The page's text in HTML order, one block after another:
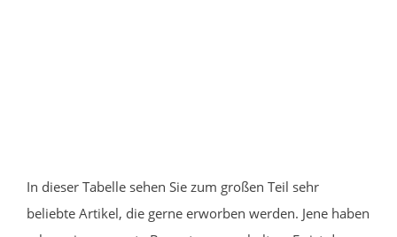
In dieser Tabelle sehen Sie zum großen Teil sehr
beliebte Artikel, die gerne erworben werden. Jene haben